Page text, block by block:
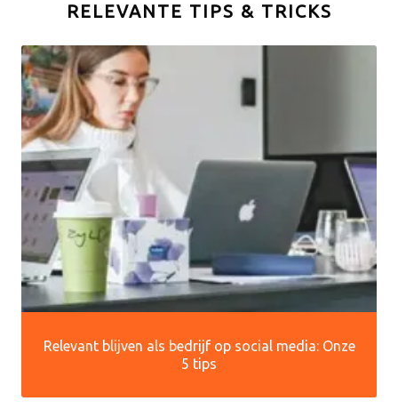
RELEVANTE TIPS & TRICKS
Relevant blijven als bedrijf op social media: Onze
5 tips